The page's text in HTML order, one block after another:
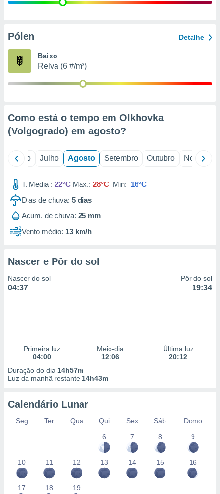
e
de
Pólen Detalhe
Baixo
Relva (6 #/m³)
Como está o tempo em Olkhovka
(Volgogrado) em agosto?
Junho Julho Agosto Setembro Outubro Novembro
T. Média : 22°C Máx.: 28°C Min: 16°C
Dias de chuva: 5 dias
Acum. de chuva: 25 mm
Vento médio: 13 km/h
Nascer e Pôr do sol
Nascer do sol
04:37
Pôr do sol
19:34
Primeira luz
04:00
Meio-dia
12:06
Última luz
20:12
Duração do dia 14h57m
Luz da manhã restante 14h43m
Calendário Lunar
Seg Ter Qua Qui Sex Sáb
Domo
6
7 8 9
10 11 12 13 14 15 16
17 18 19